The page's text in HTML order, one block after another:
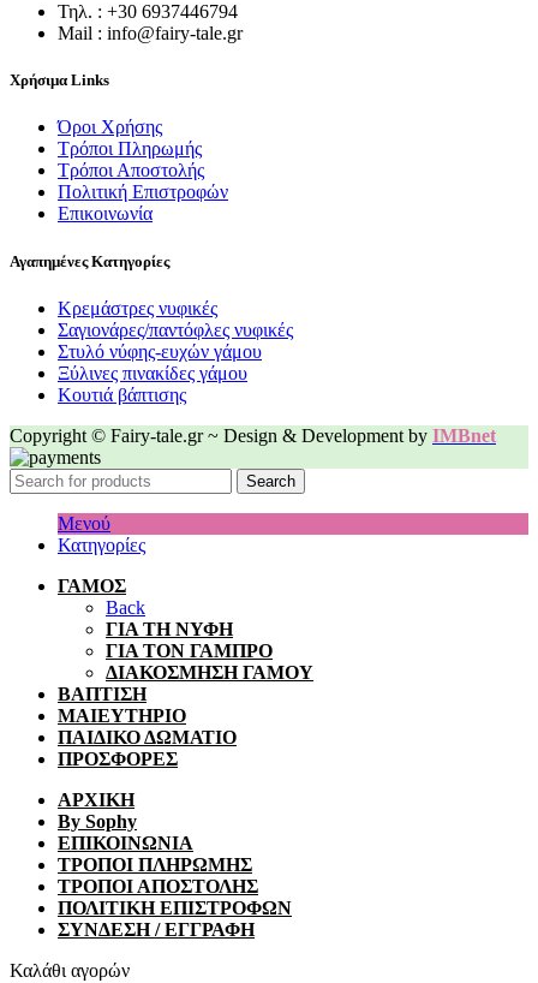
Τηλ. : +30 6937446794
Mail : info@fairy-tale.gr
Χρήσιμα Links
Όροι Χρήσης
Τρόποι Πληρωμής
Τρόποι Αποστολής
Πολιτική Επιστροφών
Επικοινωνία
Αγαπημένες Κατηγορίες
Κρεμάστρες νυφικές
Σαγιονάρες/παντόφλες νυφικές
Στυλό νύφης-ευχών γάμου
Ξύλινες πινακίδες γάμου
Κουτιά βάπτισης
Copyright © Fairy-tale.gr ~ Design & Development by IMBnet
Search
Μενού
Κατηγορίες
ΓΑΜΟΣ
Back
ΓΙΑ ΤΗ ΝΥΦΗ
ΓΙΑ ΤΟΝ ΓΑΜΠΡΟ
ΔΙΑΚΟΣΜΗΣΗ ΓΑΜΟΥ
ΒΑΠΤΙΣΗ
ΜΑΙΕΥΤΗΡΙΟ
ΠΑΙΔΙΚΟ ΔΩΜΑΤΙΟ
ΠΡΟΣΦΟΡΕΣ
ΑΡΧΙΚΗ
By Sophy
ΕΠΙΚΟΙΝΩΝΙΑ
ΤΡΟΠΟΙ ΠΛΗΡΩΜΗΣ
ΤΡΟΠΟΙ ΑΠΟΣΤΟΛΗΣ
ΠΟΛΙΤΙΚΗ ΕΠΙΣΤΡΟΦΩΝ
ΣΥΝΔΕΣΗ / ΕΓΓΡΑΦΗ
Καλάθι αγορών